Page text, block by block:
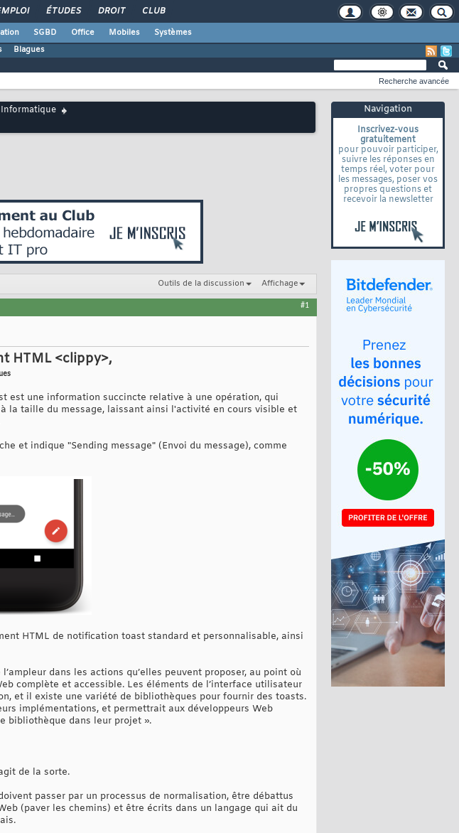
ÉTUDES DROIT CLUB
SGBD Office Mobiles
Systèmes
Blagues
Navigation
Inscrivez-vous
gratuitement
pour pouvoir participer,
suivre les réponses en
temps réel, voter pour
les messages, poser vos
propres questions et
recevoir la newsletter
Recherche avancée
Outils de la discussion Affichage
#1
HTML <clippy>,
est une information succincte relative à une opération, qui
la taille du message, laissant ainsi l'activité en cours visible et
et indique "Sending message" (Envoi du message), comme
HTML de notification toast standard et personnalisable, ainsi
dans les actions qu’elles peuvent proposer, au point où
complète et accessible. Les éléments de l’interface utilisateur
et il existe une variété de bibliothèques pour fournir des toasts.
implémentations, et permettrait aux développeurs Web
bibliothèque dans leur projet ».
de la sorte.
passer par un processus de normalisation, être débattus
(paver les chemins) et être écrits dans un langage qui ait du